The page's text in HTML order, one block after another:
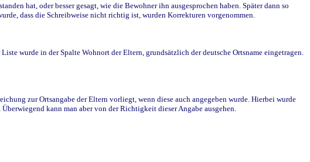
hat, oder besser gesagt, wie die Bewohner ihn ausgesprochen haben. Später dann so
dass die Schreibweise nicht richtig ist, wurden Korrekturen vorgenommen.
wurde in der Spalte Wohnort der Eltern, grundsätzlich der deutsche Ortsname eingetragen.
zur Ortsangabe der Eltern vorliegt, wenn diese auch angegeben wurde. Hierbei wurde
kann man aber von der Richtigkeit dieser Angabe ausgehen.